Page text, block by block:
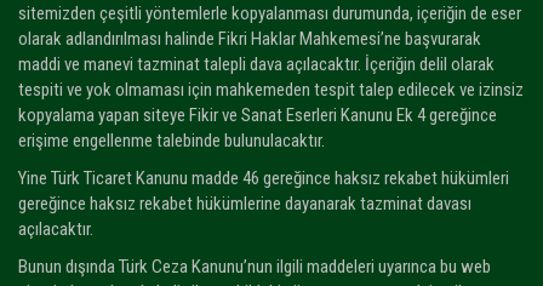
sitemizden çeşitli yöntemlerle kopyalanması durumunda, içeriğin de eser
olarak adlandırılması halinde Fikri Haklar Mahkemesi’ne başvurarak
maddi ve manevi tazminat talepli dava açılacaktır. İçeriğin delil olarak
tespiti ve yok olmaması için mahkemeden tespit talep edilecek ve izinsiz
kopyalama yapan siteye Fikir ve Sanat Eserleri Kanunu Ek 4 gereğince
erişime engellenme talebinde bulunulacaktır.
Yine Türk Ticaret Kanunu madde 46 gereğince haksız rekabet hükümleri
gereğince haksız rekabet hükümlerine dayanarak tazminat davası
açılacaktır.
Bunun dışında Türk Ceza Kanunu’nun ilgili maddeleri uyarınca bu web